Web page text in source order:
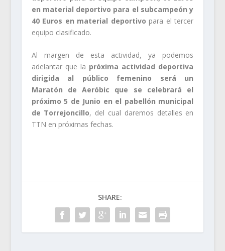
en material deportivo para el subcampeón y
40 Euros en material deportivo para el tercer
equipo clasificado.
Al margen de esta actividad, ya podemos
adelantar que la próxima actividad deportiva
dirigida al público femenino será un
Maratón de Aeróbic que se celebrará el
próximo 5 de Junio en el pabellón municipal
de Torrejoncillo, del cual daremos detalles en
TTN en próximas fechas.
SHARE: